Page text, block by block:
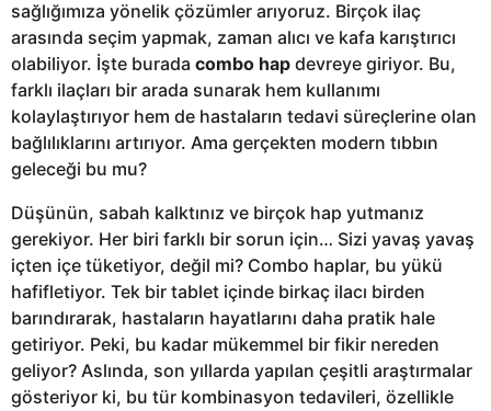
sağlığımıza yönelik çözümler arıyoruz. Birçok ilaç
arasında seçim yapmak, zaman alıcı ve kafa karıştırıcı
olabiliyor. İşte burada combo hap devreye giriyor. Bu,
farklı ilaçları bir arada sunarak hem kullanımı
kolaylaştırıyor hem de hastaların tedavi süreçlerine olan
bağlılıklarını artırıyor. Ama gerçekten modern tıbbın
geleceği bu mu?
Düşünün, sabah kalktınız ve birçok hap yutmanız
gerekiyor. Her biri farklı bir sorun için… Sizi yavaş yavaş
içten içe tüketiyor, değil mi? Combo haplar, bu yükü
hafifletiyor. Tek bir tablet içinde birkaç ilacı birden
barındırarak, hastaların hayatlarını daha pratik hale
getiriyor. Peki, bu kadar mükemmel bir fikir nereden
geliyor? Aslında, son yıllarda yapılan çeşitli araştırmalar
gösteriyor ki, bu tür kombinasyon tedavileri, özellikle